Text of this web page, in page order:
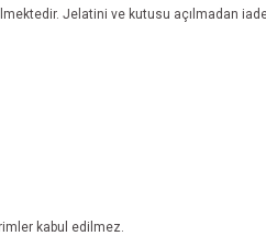
Jelatini ve kutusu açılmadan
kabul edilmez.